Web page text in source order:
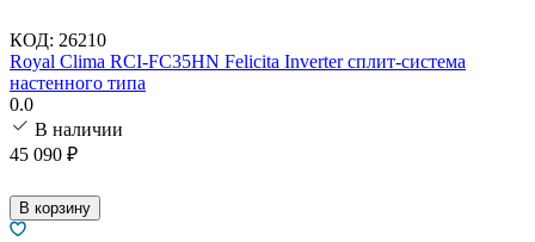
КОД: 26210
Royal Clima RCI-FC35HN Felicita Inverter сплит-система
настенного типа
0.0
В наличии
45 090 ₽
В корзину